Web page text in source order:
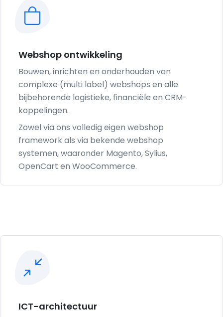
Webshop ontwikkeling
Bouwen, inrichten en onderhouden van
complexe (multi label) webshops en alle
bijbehorende logistieke, financiële en CRM-
koppelingen.
Zowel via ons volledig eigen webshop
framework als via bekende webshop
systemen, waaronder Magento, Sylius,
OpenCart en WooCommerce.
ICT-architectuur